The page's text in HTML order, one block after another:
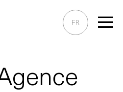
FR